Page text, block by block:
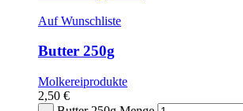
Auf Wunschliste
Butter 250g
Molkereiprodukte
2,50 €